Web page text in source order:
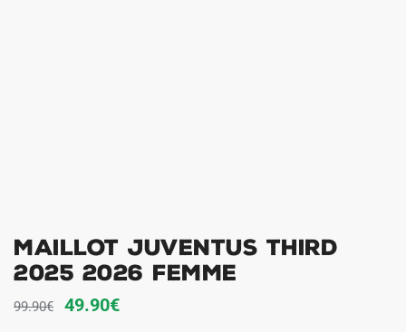
Maillot Juventus Third
2025 2026 Femme
99.90€
Le
49.90€Le